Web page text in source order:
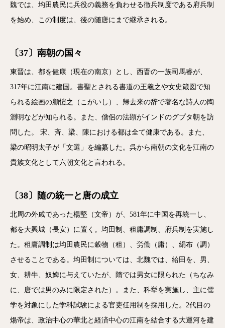
魏では、均田農民に兵役の義務を負わせる徴兵制度である府兵制
を始め、この制度は、後の随唐にまで継承される。
〔37〕南朝の国々
東晋は、都を健康（現在の南京）とし、西晋の一族司馬睿が、
317年に江南に建国。書聖とされる書道の王羲之や女史箴図で知
られる絵画の顧愷之（こがいし）、帰去来の辞で著名な詩人の陶
淵明などが知られる。また、僧侶の法顕がインドのグプタ朝を訪
問した。 宋、斉、梁、陳における都は全て健康である。また、
梁の昭明太子が「文選」を編纂した。呉から南朝の文化を江南の
貴族文化として六朝文化と言われる。
〔38〕随の統一と唐の成立
北周の外戚であった楊堅（文帝）が、581年に中国を再統一し、
都を大興城（長安）に置く。均田制、租庸調制、府兵制を実施し
た。租庸調制は均田農民に穀物（租）、労働（庸）、絹布（調）
させることである。均田制については、北魏では、給田を、男、
女、耕牛、奴婢に与えていたが、隋では男女に限られた（ちなみ
に、唐では男のみに限定された）。また、科挙を実施し、主に儒
学を対象にした学科試験による官吏任用制を採用した。2代目の
煬帝は、政治中心の華北と経済中心の江南を結合する大運河を建